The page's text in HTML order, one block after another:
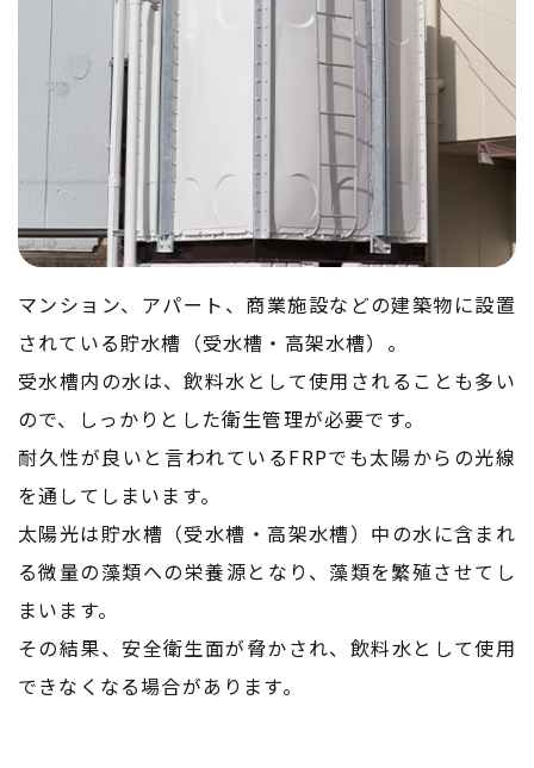
マンション、アパート、商業施設などの建築物に設置
されている貯水槽（受水槽・高架水槽）。
受水槽内の水は、飲料水として使用されることも多い
ので、しっかりとした衛生管理が必要です。
耐久性が良いと言われているFRPでも太陽からの光線
を通してしまいます。
太陽光は貯水槽（受水槽・高架水槽）中の水に含まれ
る微量の藻類への栄養源となり、藻類を繁殖させてし
まいます。
その結果、安全衛生面が脅かされ、飲料水として使用
できなくなる場合があります。